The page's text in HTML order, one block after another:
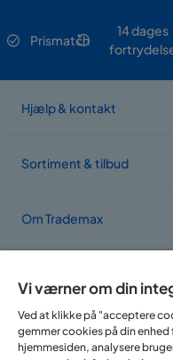
Prismatch
14 dages
Hjælp & kontakt
Sortiment & tilbud
Om Trademax
Vi findes i
Vi værner om din
Ved at klikke på "acceptere
gemmer cookies på din
hjemmesiden, analysere